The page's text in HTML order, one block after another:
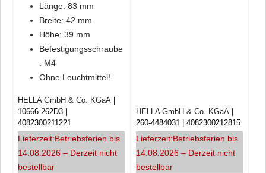
Länge: 83 mm
Breite: 42 mm
Höhe: 39 mm
Befestigungsschraube
: M4
Ohne Leuchtmittel!
HELLA GmbH & Co. KGaA
10666 262D3
4082300211221
Lieferzeit:Betriebsferien bis
14.08.2026 – Derzeit nicht
bestellbar
HELLA GmbH & Co. KGaA
260-4484031
4082300212815
Lieferzeit:Betriebsferien bis
14.08.2026 – Derzeit nicht
bestellbar